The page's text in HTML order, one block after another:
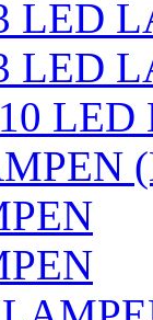
LED
LED